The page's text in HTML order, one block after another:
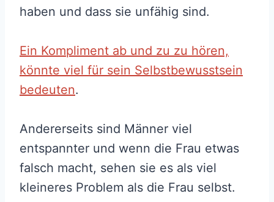
haben und dass sie unfähig sind.
Ein Kompliment ab und zu zu hören,
könnte viel für sein Selbstbewusstsein
bedeuten.
Andererseits sind Männer viel
entspannter und wenn die Frau etwas
falsch macht, sehen sie es als viel
kleineres Problem als die Frau selbst.